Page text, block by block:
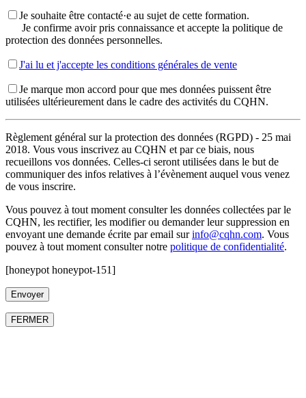
Je souhaite être contacté·e au sujet de cette formation.
Je confirme avoir pris connaissance et accepte la politique de
protection des données personnelles.
J'ai lu et j'accepte les conditions générales de vente
Je marque mon accord pour que mes données puissent être
utilisées ultérieurement dans le cadre des activités du CQHN.
Règlement général sur la protection des données (RGPD) - 25 mai
2018. Vous vous inscrivez au CQHN et par ce biais, nous
recueillons vos données. Celles-ci seront utilisées dans le but de
communiquer des infos relatives à l’évènement auquel vous venez
de vous inscrire.
Vous pouvez à tout moment consulter les données collectées par le
CQHN, les rectifier, les modifier ou demander leur suppression en
envoyant une demande écrite par email surinfo@cqhn.com. Vous
pouvez à tout moment consulter notre politique de confidentialité.
[honeypot honeypot-151]
FERMER